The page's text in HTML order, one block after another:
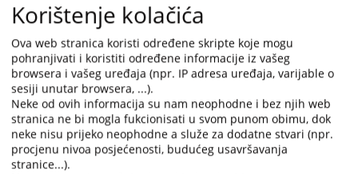
calendar
and
select
a
date.
Press
the
question
mark
key
calendar
and
select
a
date.
Press
the
question
mark
nepokretnosti izvršenika usmenim javnim nadmetanjem za
dan 31.01.2013 godine u 09:00 sati
Zaključak o prodaji nepokretnosti
izvršenika usmenim javnim nadmetanjem
Zaključak broj 28 0 Ip 013109 07 Ip od 03.12.2012 godine
Općinski sud u Gradačcu je odredio drugo ročište za prodaju
Korištenje kolačića
Ova web stranica koristi određene skripte koje mogu
pohranjivati i koristiti određene informacije iz vašeg
browsera i vašeg uređaja (npr. IP adresa uređaja, varijable o
sesiji unutar browsera, ...).
Neke od ovih informacija su nam neophodne i bez njih web
stranica ne bi mogla fukcionisati u svom punom obimu, dok
neke nisu prijeko neophodne a služe za dodatne stvari (npr.
procjenu nivoa posjećenosti, budućeg usavršavanja
stranice...).